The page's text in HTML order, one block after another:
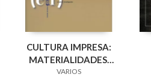
CULTURA IMPRESA:
MATERIALIDADES,
PARADIGMAS E
VARIOS